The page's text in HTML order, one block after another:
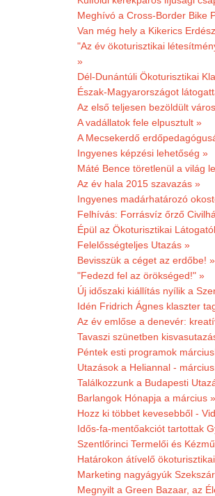
Meghívó a Cross-Border Bike
Van még hely a Kikerics
"Az év ökoturisztikai
»
Dél-Dunántúli Ökoturisztikai
Észak-Magyarországot
Az első teljesen bezöldült
A vadállatok fele elpusztult »
A Mecsekerdő
Ingyenes képzési lehetőség »
Máté Bence töretlenül a világ
Az év hala 2015 szavazás »
Ingyenes madárhatározó
Felhívás: Forrásvíz őrző
Épül az Ökoturisztikai
Felelősségteljes Utazás »
Bevisszük a céget az erdőbe! »
"Fedezd fel az örökséged!" »
Új időszaki kiállítás nyílik a
Idén Fridrich Ágnes klaszter
Az év emlőse a denevér:
Tavaszi szünetben
Péntek esti programok
Utazások a Heliannal -
Találkozzunk a Budapesti
Barlangok Hónapja a március »
Hozz ki többet kevesebből -
Idős-fa-mentőakciót tartottak
Szentlőrinci Termelői és
Határokon átívelő
Marketing nagyágyúk
Megnyilt a Green Bazaar, az